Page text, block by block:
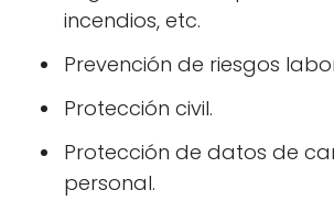
incendios, etc.
Prevención de riesgos
Protección civil.
Protección de datos de
personal.